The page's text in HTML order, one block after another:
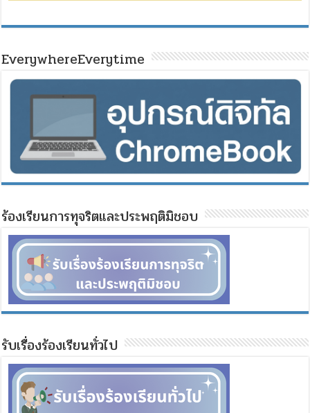
EverywhereEverytime
ร้องเรียนการทุจริตและประพฤติมิชอบ
รับเรื่องร้องเรียนทั่วไป